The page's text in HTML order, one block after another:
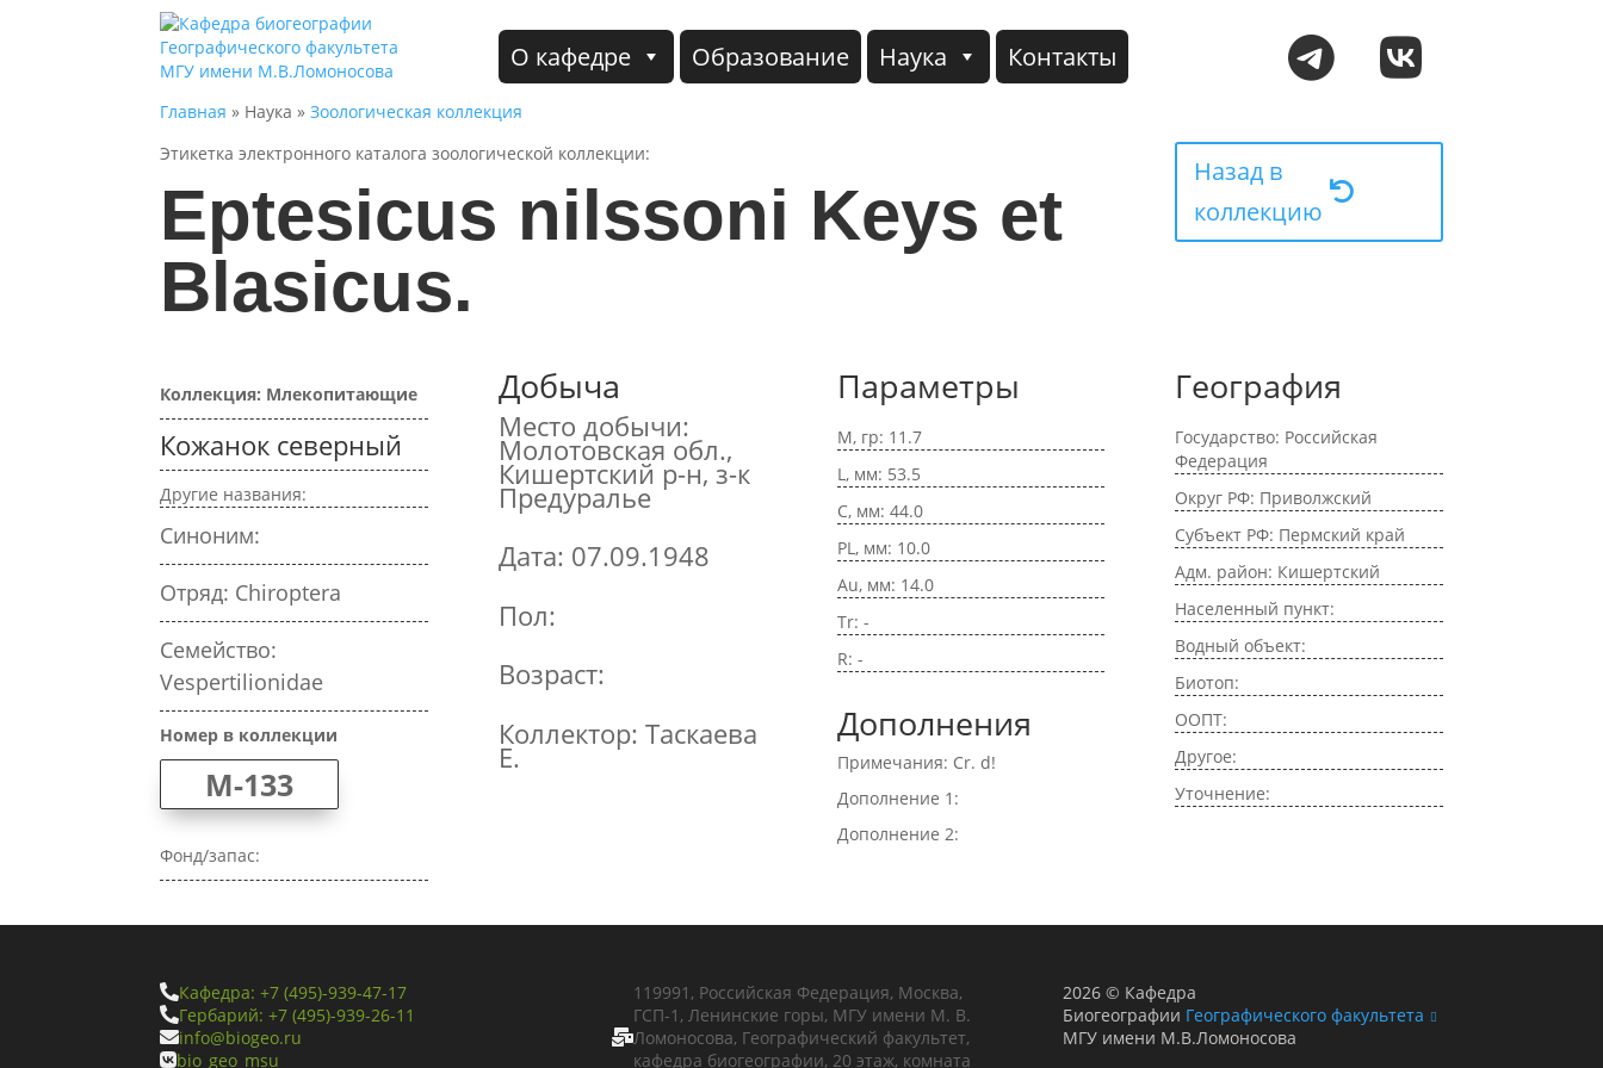
О кафедре Образование Наука Контакты
Главная » Наука »Зоологическая коллекция
Этикетка электронного каталога зоологической коллекции:
Eptesicus nilssoni Keys et
Blasicus.
Назад в
коллекцию
Коллекция: Млекопитающие
Кожанок северный
Другие названия:
Синоним:
Отряд: Chiroptera
Семейство:
Vespertilionidae
Номер в коллекции
M-133
Фонд/запас:
Добыча
Место добычи:
Молотовская обл.,
Кишертский р-н, з-к
Предуралье
Дата: 07.09.1948
Пол:
Возраст:
Коллектор: Таскаева
Е.
Параметры
M, гр: 11.7
L, мм: 53.5
C, мм: 44.0
PL, мм: 10.0
Au, мм: 14.0
Tr: -
R: -
Дополнения
Примечания: Cr. d!
Дополнение 1:
Дополнение 2:
География
Государство: Российская
Федерация
Округ РФ: Приволжский
Субъект РФ: Пермский край
Адм. район: Кишертский
Населенный пункт:
Водный объект:
Биотоп:
ООПТ:
Другое:
Уточнение:
Кафедра: +7 (495)-939-47-17
Гербарий: +7 (495)-939-26-11
info@biogeo.ru
bio_geo_msu

119991, Российская Федерация, Москва,
ГСП-1, Ленинские горы, МГУ имени М. В.
Ломоносова, Географический факультет,
кафедра биогеографии, 20 этаж, комната
2026 © Кафедра
Биогеографии Географического факультета
МГУ имени М.В.Ломоносова